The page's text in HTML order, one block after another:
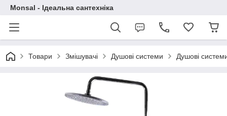
Monsal - Ідеальна сантехніка
Товари Змішувачі Душові системи Душові